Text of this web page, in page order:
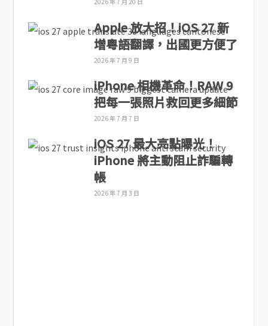
Apple 放大招！iOS 27 新
增粵語翻譯，出國更方便了
2026 年 7 月 9 日
iPhone 相機革命！RAW 9
把每一張照片救回更多細節
2026 年 7 月 7 日
iOS 27 最大亮點曝光！
iPhone 將主動阻止詐騙轉
帳
2026 年 7 月 3 日